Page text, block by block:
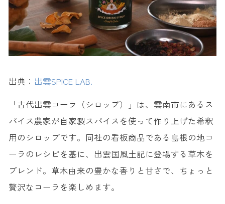
出典： 出雲SPICE LAB.
「古代出雲コーラ（シロップ）」は、雲南市にあるス
パイス農家が自家製スパイスを使って作り上げた希釈
用のシロップです。同社の看板商品である島根の地コ
ーラのレシピを基に、出雲国風土記に登場する草木を
ブレンド。草木由来の豊かな香りと甘さで、ちょっと
贅沢なコーラを楽しめます。